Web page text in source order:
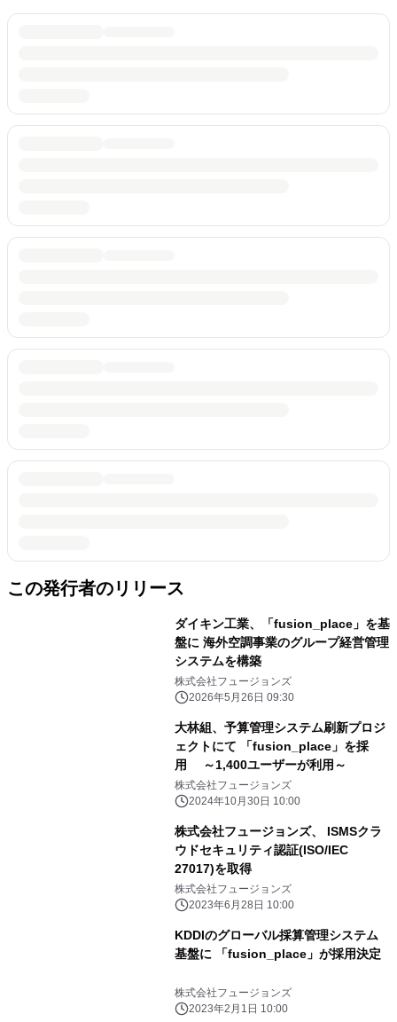
この発行者のリリース
ダイキン工業、「fusion_place」を基
盤に 海外空調事業のグループ経営管理
システムを構築
株式会社フュージョンズ
2026年5月26日 09:30
大林組、予算管理システム刷新プロジ
ェクトにて 「fusion_place」を採
用 ～1,400ユーザーが利用～
株式会社フュージョンズ
2024年10月30日 10:00
株式会社フュージョンズ、 ISMSクラ
ウドセキュリティ認証(ISO/IEC
27017)を取得
株式会社フュージョンズ
2023年6月28日 10:00
KDDIのグローバル採算管理システム
基盤に 「fusion_place」が採用決定
株式会社フュージョンズ
2023年2月1日 10:00